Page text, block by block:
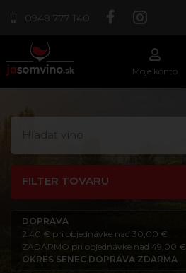
0948 777 140
Moje konto
FILTER TOVARU
DOPRAVA
2,40 € pri objednávke nad 30,00 €
ZADARMO pri objednávke nad 49,00 €
OKRES SENEC DOPRAVA ZDARMA